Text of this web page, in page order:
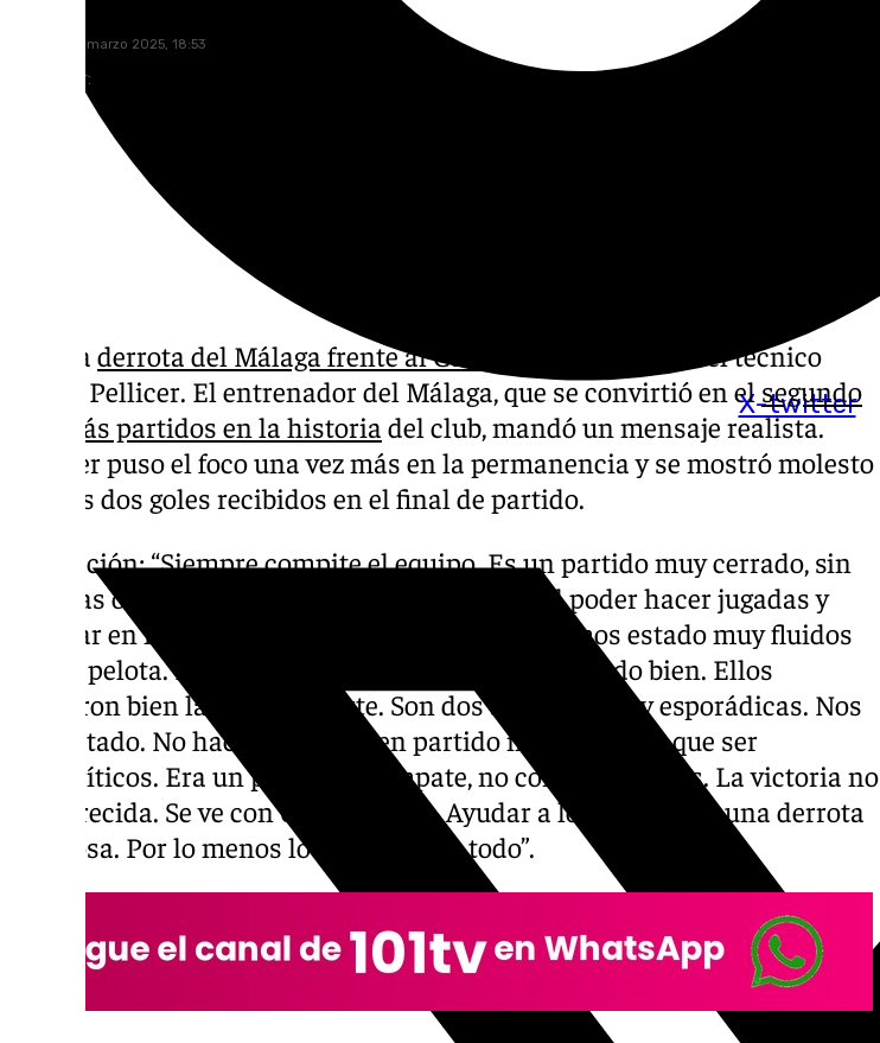
X-twitter
domingo, 9 marzo 2025, 18:53
Compartir:
Tras la derrota del Málaga frente al Cádiz
tocó el análisis del técnico
Sergio Pellicer. El entrenador del Málaga, que se convirtió en el segundo
con más partidos en la historia del club, mandó un mensaje realista.
Pellicer puso el foco una vez más en la permanencia y se mostró molesto
con los dos goles recibidos en el final de partido.
Valoración: “Siempre compite el equipo. Es un partido muy cerrado, sin
muchas ocasiones. A los dos nos ha costado el poder hacer jugadas y
superar en número. Era un partido largo. No hemos estado muy fluidos
con la pelota. Ha habido tramos donde hemos estado bien. Ellos
acabaron bien la primera parte. Son dos acciones muy esporádicas. Nos
ha costado. No haciendo un buen partido nosotros, hay que ser
autocríticos. Era un partido de empate, no cometer errores. La victoria no
es merecida. Se ve con 0-2 y parece… Ayudar a los chicos. Es una derrota
dolorosa. Por lo menos lo hemos dado todo”.